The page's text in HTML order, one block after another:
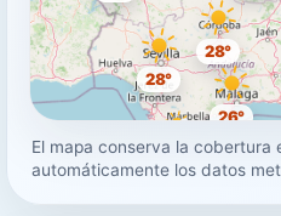
28°
26°
28°
26°
El mapa conserva la cobertura
automáticamente los datos